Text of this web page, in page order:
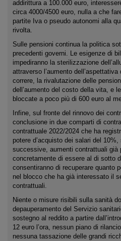
addirittura a 100.000 euro,
circa 4000/4500 euro, nulla a che
partite Iva o pseudo autonomi alla
rivolta.
Sulle pensioni continua la politica
precedenti governi. Le esigenze di
impediranno la sterilizzazione
attraverso l’aumento
correre, la rivalutazione delle
dell’aumento del costo della vita, e
bloccate a poco più di 600 euro al
Infine, sul fronte del rinnovo dei
conclusione in due comparti di
contrattuale 2022/2024 che ha
potere d’acquisto dei salari del
successive, aumenti contrattuali già
concretamente di essere al di sotto
consentiranno di recuperare quanto
nel blocco che ha già interessato il
contrattuali.
Niente o misure risibili sulla sanità
depauperamento del Servizio
sostegno al reddito a partire
12 euro l’ora, nessun piano di
nessuna tassazione delle grandi